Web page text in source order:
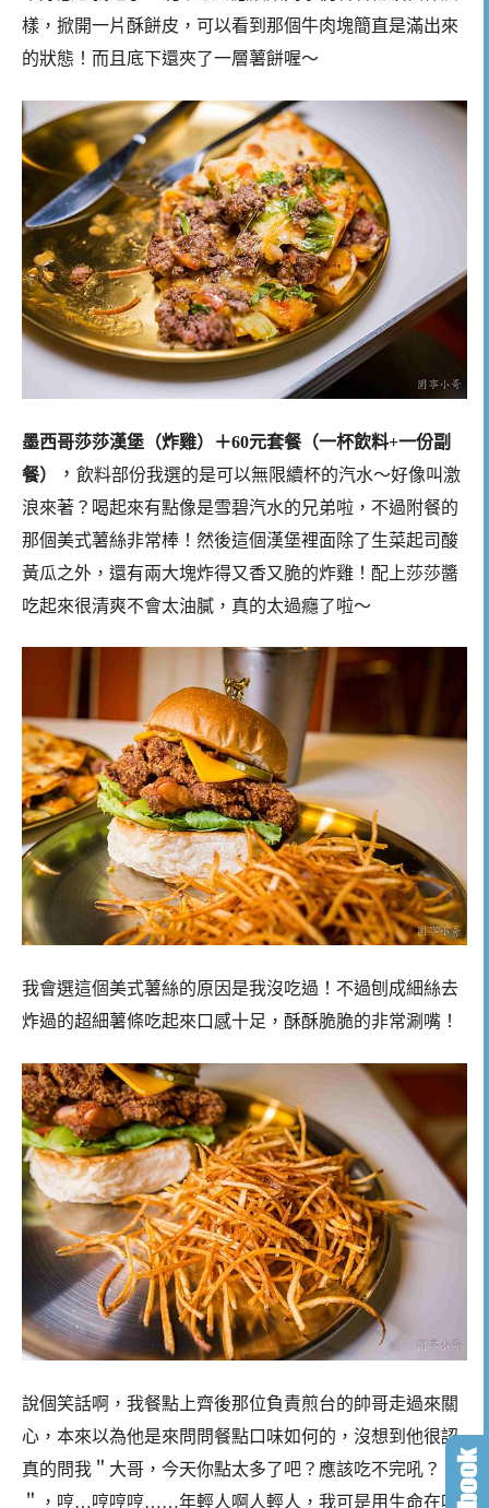
樣，掀開一片酥餅皮，可以看到那個牛肉塊簡直是滿出來
的狀態！而且底下還夾了一層薯餅喔～
墨西哥莎莎漢堡（炸雞）＋60元套餐（一杯飲料+一份副
餐）
， 飲料部份我選的是可以無限續杯的汽水～好像叫激
浪來著？喝起來有點像是雪碧汽水的兄弟啦，不過附餐的
那個美式薯絲非常棒！然後這個漢堡裡面除了生菜起司酸
黃瓜之外，還有兩大塊炸得又香又脆的炸雞！配上莎莎醬
吃起來很清爽不會太油膩，真的太過癮了啦～
我會選這個美式薯絲的原因是我沒吃過！不過刨成細絲去
炸過的超細薯條吃起來口感十足，酥酥脆脆的非常涮嘴！
說個笑話啊，我餐點上齊後那位負責煎台的帥哥走過來關
心，本來以為他是來問問餐點口味如何的，沒想到他很認
真的問我＂大哥，今天你點太多了吧？應該吃不完吼？
＂，哼…哼哼哼……年輕人啊人輕人，我可是用生命在吃